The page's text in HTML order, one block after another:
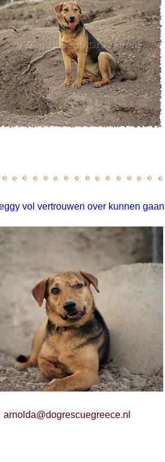
vol vertrouwen over kunnen
arnolda@dogrescuegreece.nl